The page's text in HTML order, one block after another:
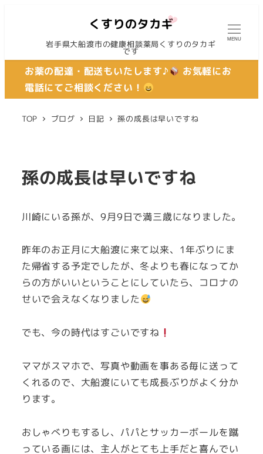
岩手県大船渡市の健康相談薬局くすりのタカギ
です
MENU
お薬の配達・配送もいたします♪
お気軽にお
電話にてご相談ください！
TOP ブログ 日記 孫の成長は早いですね
孫の成長は早いですね
川崎にいる孫が、9月9日で満三歳になりました。
昨年のお正月に大船渡に来て以来、1年ぶりにま
た帰省する予定でしたが、冬よりも春になってか
らの方がいいということにしていたら、コロナの
せいで会えなくなりました
でも、今の時代はすごいですね
ママがスマホで、写真や動画を事ある毎に送って
くれるので、大船渡にいても成長ぶりがよく分か
ります。
おしゃべりもするし、パパとサッカーボールを蹴
っている画には、主人がとても上手だと喜んでい